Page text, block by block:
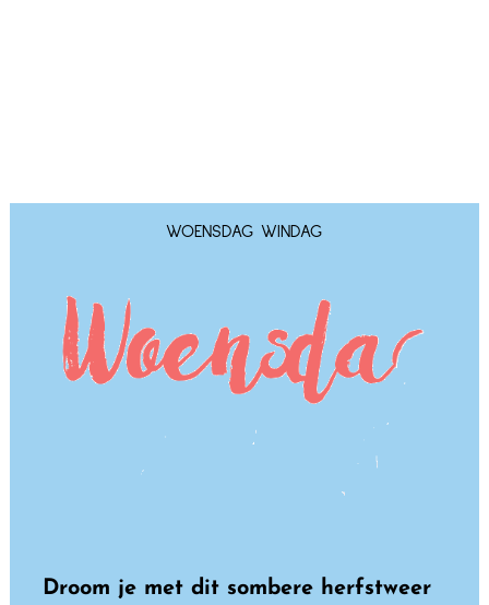
WOENSDAG WINDAG
Droom je met dit sombere herfstweer